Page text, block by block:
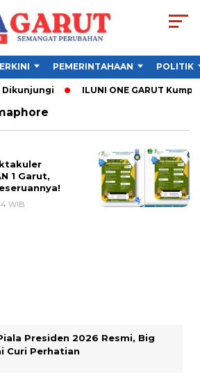
PEMERINTAHAAN POLITIK
ILUNI ONE GARUT
1 Garut,
WIB
Presiden 2026 Resmi, Big
Curi Perhatian